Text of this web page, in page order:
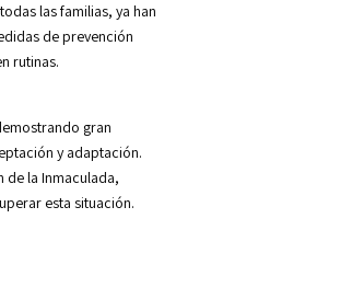
las familias, ya han
de prevención
rutinas.
gran
y adaptación.
de la Inmaculada,
esta situación.